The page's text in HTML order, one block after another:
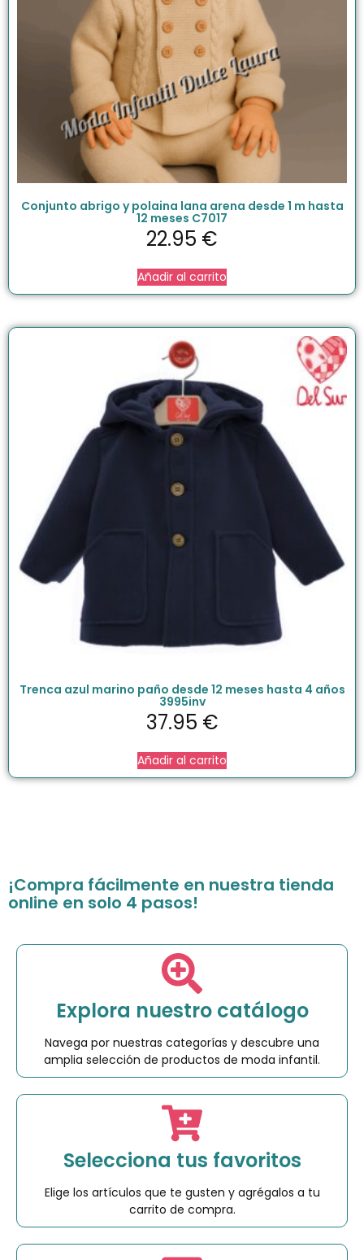
Conjunto abrigo y polaina lana arena desde 1 m hasta
12 meses C7017
22.95 €
Añadir al carrito
Trenca azul marino paño desde 12 meses hasta 4 años
3995inv
37.95 €
Añadir al carrito
¡Compra fácilmente en nuestra tienda
online en solo 4 pasos!
Explora nuestro catálogo
Navega por nuestras categorías y descubre una
amplia selección de productos de moda infantil.
Selecciona tus favoritos
Elige los artículos que te gusten y agrégalos a tu
carrito de compra.